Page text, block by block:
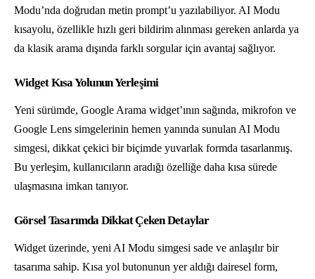
Modu’nda doğrudan metin prompt’u yazılabiliyor. AI Modu
kısayolu, özellikle hızlı geri bildirim alınması gereken anlarda ya
da klasik arama dışında farklı sorgular için avantaj sağlıyor.
Widget Kısa Yolunun Yerleşimi
Yeni sürümde, Google Arama widget’ının sağında, mikrofon ve
Google Lens simgelerinin hemen yanında sunulan AI Modu
simgesi, dikkat çekici bir biçimde yuvarlak formda tasarlanmış.
Bu yerleşim, kullanıcıların aradığı özelliğe daha kısa sürede
ulaşmasına imkan tanıyor.
Görsel Tasarımda Dikkat Çeken Detaylar
Widget üzerinde, yeni AI Modu simgesi sade ve anlaşılır bir
tasarıma sahip. Kısa yol butonunun yer aldığı dairesel form,